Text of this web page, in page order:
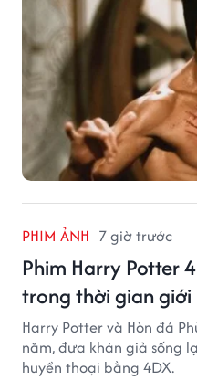
PHIM ẢNH 7 giờ trước
Phim Harry Potter
trong thời gian giới
Harry Potter và Hòn đá
năm, đưa khán giả sống
huyền thoại bằng 4DX.